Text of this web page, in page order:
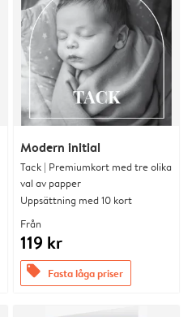
Modern initial
Tack | Premiumkort med tre olika
val av papper
Uppsättning med 10 kort
Från
119 kr
offers Fasta låga priser